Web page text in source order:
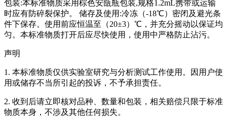
包装:本标准物质采用棕色安瓿瓶包装,规格1.2mL携带或运输
时应有防碎裂保护。 储存及使用:冷冻（-18℃）密闭及避光条
件下保存。使用前应恒温至（20±3）℃，并充分摇动以保证均
匀。本标准物质打开后应尽快使用，使用中严格防止沾污。
声明
1. 本标准物质仅供实验室研究与分析测试工作使用。因用户使
用或储存不当所引起的投诉，不予承担责任。
2. 收到后请立即核对品种、数量和包装，相关赔偿只限于标准
物质本身，不涉及其他任何损失。